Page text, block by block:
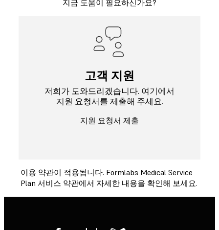
지금 도움이 필요하신가요?
고객 지원
저희가 도와드리겠습니다. 여기에서
지원 요청서를 제출해 주세요.
지원 요청서 제출
이용 약관이 적용됩니다. Formlabs Medical Service
Plan 서비스 약관에서 자세한 내용을 확인해 보세요.